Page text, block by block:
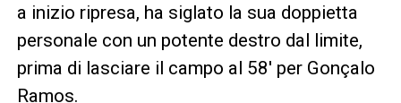
a inizio ripresa, ha siglato la sua doppietta
personale con un potente destro dal limite,
prima di lasciare il campo al 58′ per Gonçalo
Ramos.